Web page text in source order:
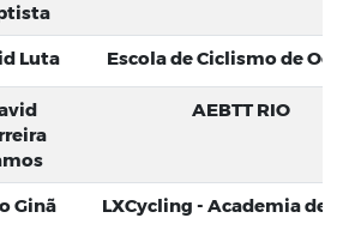
Luta Escola de Ciclismo de
AEBTT RIO
Ginã LXCycling - Academia de